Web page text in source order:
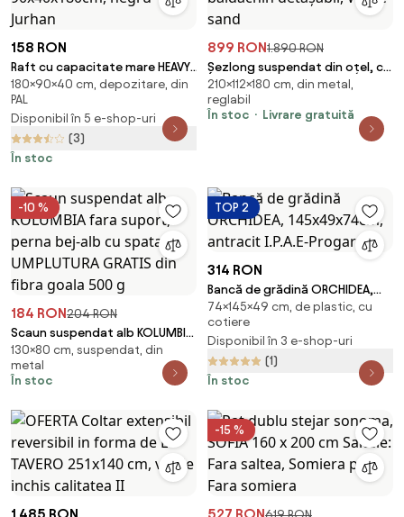
158 RON
Raft cu capacitate mare HEAVY,
max. 875kg, 90x40x180cm,
negru Jurhan
180×90×40 cm, depozitare, din
PAL
Disponibil în 5 e-shop-uri
(3)
În stoc
899 RON1.890 RON
Șezlong suspendat din oțel, cu
pernă încorporată, baldachin
detașabil, White sand
210×112×180 cm, din metal,
reglabil
În stoc
Livrare gratuită
-10 %
184 RON204 RON
Scaun suspendat alb KOLUMBIA
fara suport, perna bej-alb cu
spatar + UMPLUTURA GRATIS din
fibra goala 500 g
130×80 cm, suspendat, din
metal
În stoc
TOP 2
314 RON
Bancă de grădină ORCHIDEA,
145x49x74cm, antracit I.P.A.E-
Progarden
74×145×49 cm, de plastic, cu
cotiere
Disponibil în 3 e-shop-uri
(1)
În stoc
1.485 RON
-15 %
527 RON